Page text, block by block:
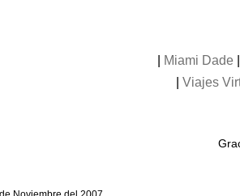
Miami Dade
Viajes